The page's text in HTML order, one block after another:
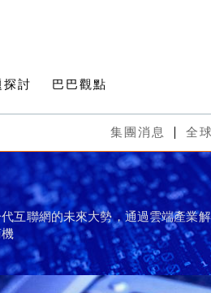
探討 巴巴觀點
集團消息 全
互聯網的未來大勢，通過雲端產業